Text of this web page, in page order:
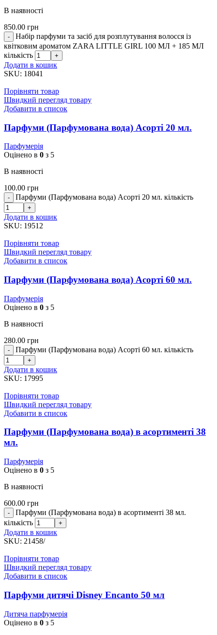
В наявності
850.00 грн
Набір парфуми та засіб для розплутування волосся із
квітковим ароматом ZARA LITTLE GIRL 100 МЛ + 185 МЛ
кількість
Додати в кошик
SKU: 18041
Порівняти товар
Швидкий перегляд товару
Добавити в список
Парфуми (Парфумована вода) Асорті 20 мл.
Парфумерія
Оцінено в 0 з 5
В наявності
100.00 грн
Парфуми (Парфумована вода) Асорті 20 мл. кількість
Додати в кошик
SKU: 19512
Порівняти товар
Швидкий перегляд товару
Добавити в список
Парфуми (Парфумована вода) Асорті 60 мл.
Парфумерія
Оцінено в 0 з 5
В наявності
280.00 грн
Парфуми (Парфумована вода) Асорті 60 мл. кількість
Додати в кошик
SKU: 17995
Порівняти товар
Швидкий перегляд товару
Добавити в список
Парфуми (Парфумована вода) в асортименті 38
мл.
Парфумерія
Оцінено в 0 з 5
В наявності
600.00 грн
Парфуми (Парфумована вода) в асортименті 38 мл.
кількість
Додати в кошик
SKU: 21458/
Порівняти товар
Швидкий перегляд товару
Добавити в список
Парфуми дитячі Disney Encanto 50 мл
Дитяча парфумерія
Оцінено в 0 з 5